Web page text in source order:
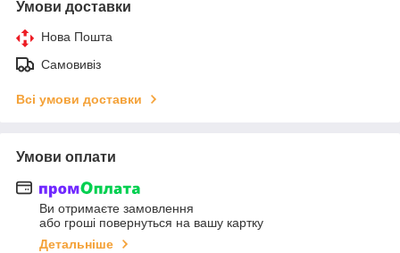
Умови доставки
Нова Пошта
Самовивіз
Всі умови доставки
Умови оплати
Ви отримаєте замовлення
або гроші повернуться на вашу картку
Детальніше